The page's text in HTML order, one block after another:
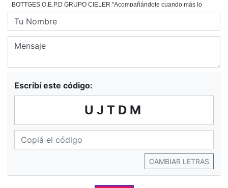
Escribí este código:
UJTDM
CAMBIAR LETRAS